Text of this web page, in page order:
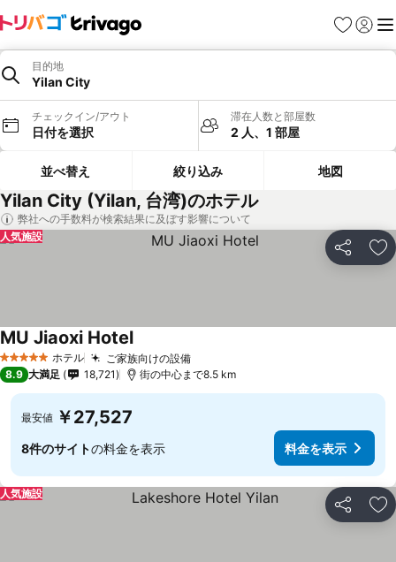
お気に入り
ログイ
メ
目的地
Yilan City
チェックイン/アウト
日付を選択
滞在人数と部屋数
2 人、1 部屋
並べ替え 絞り込み 地図
Yilan City (Yilan, 台湾)のホテル
弊社への手数料が検索結果に及ぼす影響について
シェア お
人気施設
5 ホテルのランク
ホテル ご家族向けの設備料金を表示
MU Jiaoxi Hotel料金を表示
8.9 大満足 18,721 街の中心まで8.5 km
最安値 ￥27,527
8件のサイトの料金を表示 料金を表示
シェア お
人気施設